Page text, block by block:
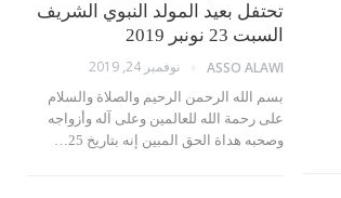
تحتفل بعيد المولد النبوي الشريف
السبت 23 نونبر 2019
ASSO ALAWI نوفمبر 24, 2019
بسم الله الرحمن الرحيم والصلاة والسلام
على رحمة الله للعالمين وعلى آله وأزواجه
وصحبه هداة الحق المبين إنه بتاريخ 25…